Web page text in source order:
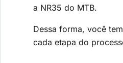
a NR35 do MTB.
Dessa forma, você
cada etapa do